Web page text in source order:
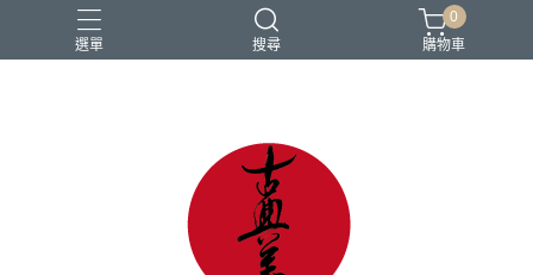
選單 搜尋
棉麻 茶禪服
0
購物車